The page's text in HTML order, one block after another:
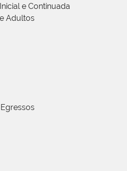
e Continuada
Adultos